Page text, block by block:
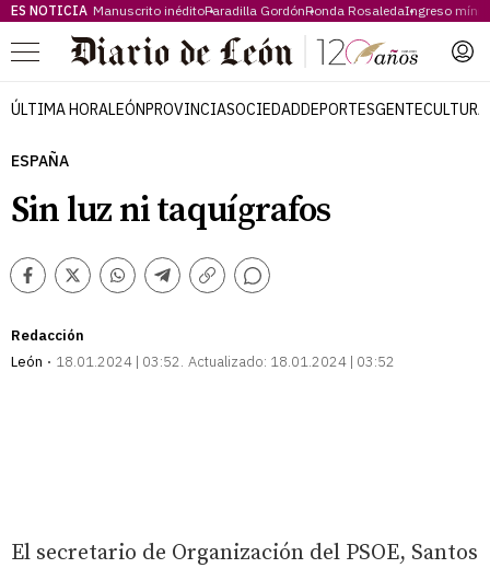
ES NOTICIA Manuscrito inéditoParadilla GordónRonda RosaledaIngreso
Menú
ÚLTIMA HORALEÓNPROVINCIASOCIEDADDEPORTESGENTECULTURA
ESPAÑA
Sin luz ni taquígrafos
Facebook
TwitterWhatsappTelegram
Copiar
Comentarios
Redacción
León
18.01.2024 | 03:52 Actualizado: 18.01.2024 | 03:52
El secretario de Organización del PSOE, Santos